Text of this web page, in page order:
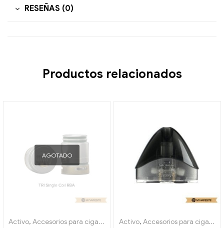
RESEÑAS (0)
Productos relacionados
AGOTADO
Activo, Accesorios para cigarrillos electrónicos ,Evaporador
Activo, Accesorios para cigarrillos electrónicos